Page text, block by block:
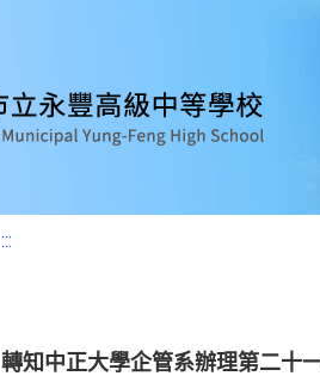
:::
轉知中正大學企管系辦理第二十